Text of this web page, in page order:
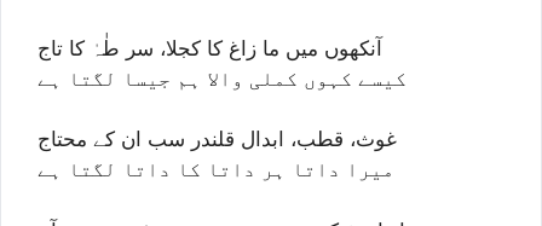
آنکھوں میں ما زاغ کا کجلا، سر طٰہٰ کا تاج
کیسے کہوں کملی والا ہم جیسا لگتا ہے
غوث، قطب، ابدال قلندر سب ان کے محتاج
میرا داتا ہر داتا کا داتا لگتا ہے